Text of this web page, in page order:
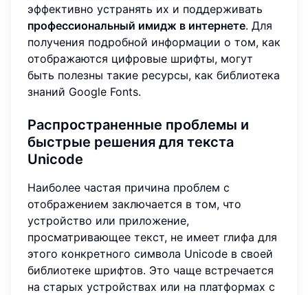
эффективно устранять их и поддерживать
профессиональный имидж в интернете. Для
получения подробной информации о том, как
отображаются цифровые шрифты, могут
быть полезны такие ресурсы, как библиотека
знаний Google Fonts.
Распространенные проблемы и
быстрые решения для текста
Unicode
Наиболее частая причина проблем с
отображением заключается в том, что
устройство или приложение,
просматривающее текст, не имеет глифа для
этого конкретного символа Unicode в своей
библиотеке шрифтов. Это чаще встречается
на старых устройствах или на платформах с